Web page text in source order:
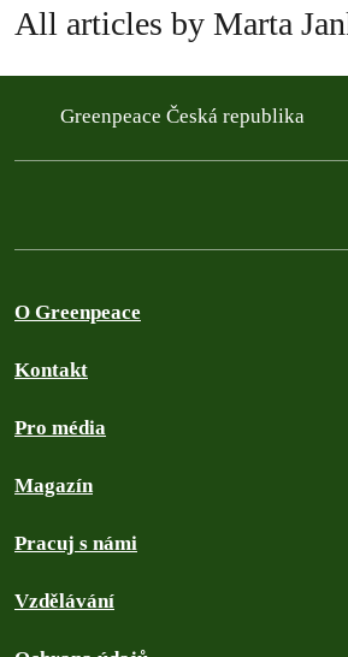
All articles by Marta
Greenpeace Česká republika
O Greenpeace
Kontakt
Pro média
Magazín
Pracuj s námi
Vzdělávání